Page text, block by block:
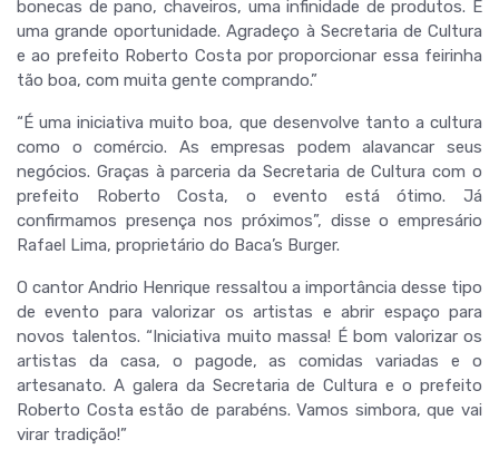
bonecas de pano, chaveiros, uma infinidade de produtos. É
uma grande oportunidade. Agradeço à Secretaria de Cultura
e ao prefeito Roberto Costa por proporcionar essa feirinha
tão boa, com muita gente comprando.”
“É uma iniciativa muito boa, que desenvolve tanto a cultura
como o comércio. As empresas podem alavancar seus
negócios. Graças à parceria da Secretaria de Cultura com o
prefeito Roberto Costa, o evento está ótimo. Já
confirmamos presença nos próximos”, disse o empresário
Rafael Lima, proprietário do Baca’s Burger.
O cantor Andrio Henrique ressaltou a importância desse tipo
de evento para valorizar os artistas e abrir espaço para
novos talentos. “Iniciativa muito massa! É bom valorizar os
artistas da casa, o pagode, as comidas variadas e o
artesanato. A galera da Secretaria de Cultura e o prefeito
Roberto Costa estão de parabéns. Vamos simbora, que vai
virar tradição!”